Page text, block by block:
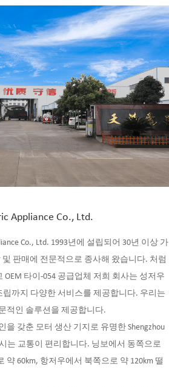
Appliance Co., Ltd.
Co., Ltd. 1993년에 설립되어 30년 이상 가
판매에 전문적으로 종사해 왔습니다. 처럼
OEM 타이-054 공급업체 저희 회사는 성저우
까지 다양한 서비스를 제공합니다. 우리는
적인 솔루션을 제공합니다.
을 갖춘 모터 생산 기지로 유명한 Shengzhou
는 교통이 편리합니다. 닝보에서 동쪽으로
약 60km, 항저우에서 북쪽으로 약 120km 떨